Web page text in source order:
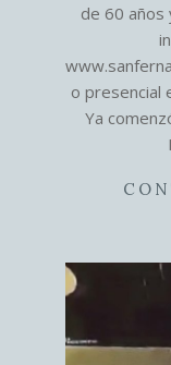
de 60 años
o presencial
Ya